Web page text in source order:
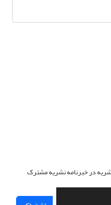
در خبرنامه نشریه مشترک